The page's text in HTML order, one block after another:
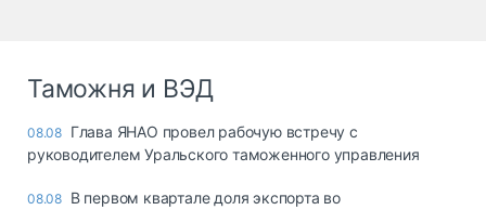
Таможня и ВЭД
08.08 Глава ЯНАО провел рабочую встречу с
руководителем Уральского таможенного управления
08.08 В первом квартале доля экспорта во